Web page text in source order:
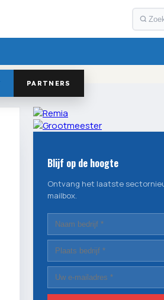
PARTNERS
Blijf op de hoogte
Ontvang het laatste
mailbox.